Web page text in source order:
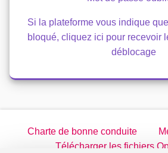
Si la plateforme vous indique
bloqué, cliquez ici pour recevoir
déblocage
Charte de bonne conduite
Télécharger les fichiers